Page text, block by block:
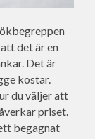
det är en
Det är
kostar.
du väljer att
priset.
begagnat